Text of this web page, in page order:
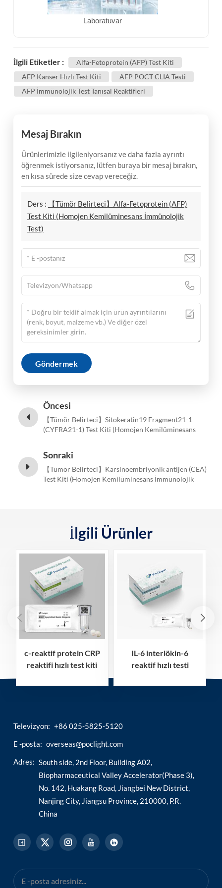
Laboratuvar
İlgili Etiketler :
Alfa-Fetoprotein (AFP) Test Kiti
AFP Kanser Hızlı Test Kiti
AFP POCT CLIA Testi
AFP İmmünolojik Test Tanısal Reaktifleri
Mesaj Bırakın
Ürünlerimizle ilgileniyorsanız ve daha fazla ayrıntı
öğrenmek istiyorsanız, lütfen buraya bir mesaj bırakın,
en kısa sürede size cevap vereceğiz.
Ders :
【Tümör Belirteci】Alfa-Fetoprotein (AFP)
Test Kiti (Homojen Kemilüminesans İmmünolojik
Test)
Göndermek
Öncesi
【Tümör Belirteci】Sitokeratin19 Fragment21-1
(CYFRA21-1) Test Kiti (Homojen Kemilüminesans
Sonraki
【Tümör Belirteci】Karsinoembriyonik antijen (CEA)
Test Kiti (Homojen Kemilüminesans İmmünolojik
İlgili Ürünler
c-reaktif protein CRP
reaktifi hızlı test kiti
IL-6 interlökin-6
reaktif hızlı testi
Televizyon: +86 025-5825-5120
E -posta: overseas@poclight.com
Adres: South side, 2nd Floor, Building A02,
Biopharmaceutical Valley Accelerator(Phase 3),
No. 142, Huakang Road, Jiangbei New District,
Nanjing City, Jiangsu Province, 210000, P.R.
China